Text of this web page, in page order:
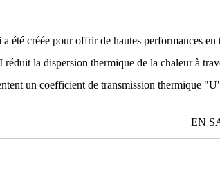
créée pour offrir de hautes performances en
la dispersion thermique de la chaleur à
un coefficient de transmission thermique
+ EN